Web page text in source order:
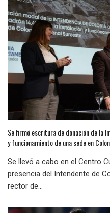
Se firmó escritura de donación de la
y funcionamiento de una sede en
Se llevó a cabo en el Centro
presencia del Intendente de
rector de...